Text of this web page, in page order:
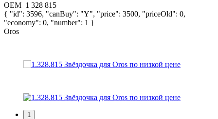
OEM 1 328 815
{ "id": 3596, "canBuy": "Y", "price": 3500, "priceOld": 0,
"economy": 0, "number": 1 }
Oros
1